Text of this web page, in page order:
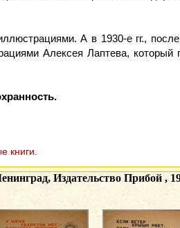
А в 1930-е гг.,
Алексея Лаптева, который
книги.
Издательство Прибой ,